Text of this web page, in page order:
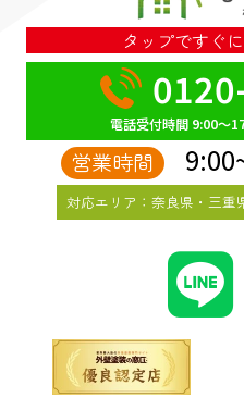
タップですぐ
電話受付時間 9:00～
営業時間
対応エリア：奈良県・三重